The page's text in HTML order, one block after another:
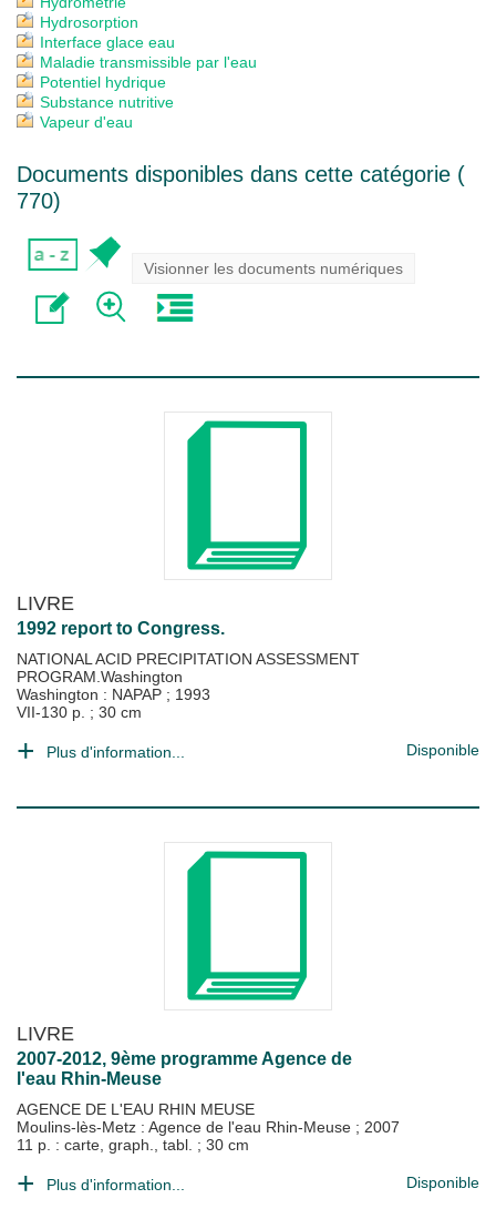
Hydrosorption
Interface glace eau
Maladie transmissible par l'eau
Potentiel hydrique
Substance nutritive
Vapeur d'eau
Documents disponibles dans cette catégorie (
770)
Visionner les documents numériques
LIVRE
1992 report to Congress.
NATIONAL ACID PRECIPITATION ASSESSMENT
PROGRAM.Washington
Washington : NAPAP ; 1993
VII-130 p. ; 30 cm
Plus d'information... Disponible
LIVRE
2007-2012, 9ème programme Agence de
l'eau Rhin-Meuse
AGENCE DE L'EAU RHIN MEUSE
Moulins-lès-Metz : Agence de l'eau Rhin-Meuse ; 2007
11 p. : carte, graph., tabl. ; 30 cm
Plus d'information... Disponible